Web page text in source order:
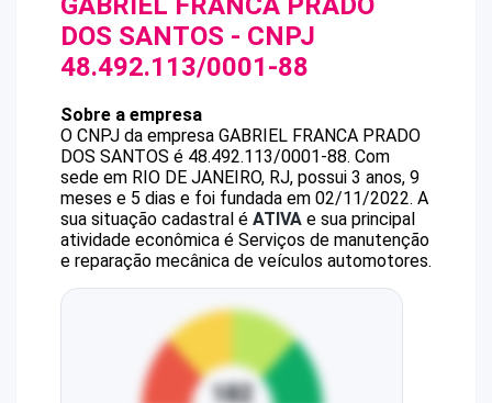
DOS SANTOS - CNPJ
48.492.113/0001-88
Sobre a empresa
O CNPJ da empresa GABRIEL FRANCA PRADO
DOS SANTOS é 48.492.113/0001-88. Com
sede em RIO DE JANEIRO, RJ, possui 3 anos, 9
meses e 5 dias e foi fundada em 02/11/2022. A
sua situação cadastral é ATIVA e sua principal
atividade econômica é Serviços de manutenção
e reparação mecânica de veículos automotores.